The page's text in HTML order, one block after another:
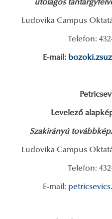
utólagos
Ludovika Campus
Telefon:
E-mail:
Levelező
Szakirányú
Ludovika Campus
Telefon:
E-mail: